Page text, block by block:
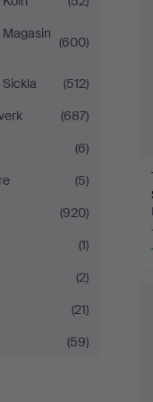
(600)
(512)
(687)
(6)
(5)
(920)
(1)
(2)
(21)
(59)